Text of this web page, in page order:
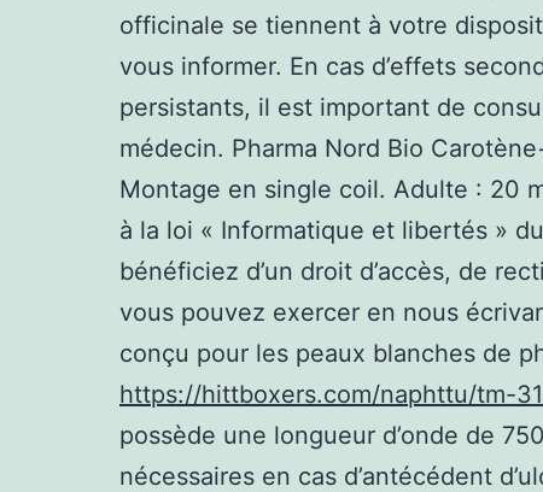
officinale se tiennent à votre
vous informer. En cas d’effets
persistants, il est important de
médecin. Pharma Nord Bio
Montage en single coil. Adulte : 20
à la loi « Informatique et libertés »
bénéficiez d’un droit d’accès, de
vous pouvez exercer en nous
conçu pour les peaux blanches de
https://hittboxers.com/naphttu/tm-
possède une longueur d’onde de
nécessaires en cas d’antécédent